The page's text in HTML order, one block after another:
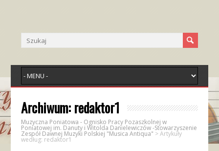
Archiwum: redaktor1
Muzyczna Poniatowa - Ognisko Pracy Pozaszkolnej w
Poniatowej im. Danuty i Witolda Danielewiczów -Stowarzyszenie
Zespół Dawnej Muzyki Polskiej "Musica Antiqua" >Artykuły
według: redaktor1